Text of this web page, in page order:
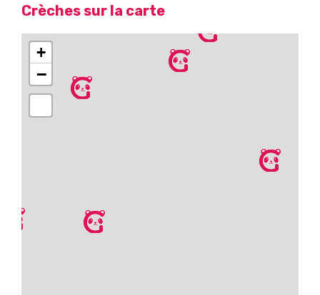
Crèches sur la carte
+
−